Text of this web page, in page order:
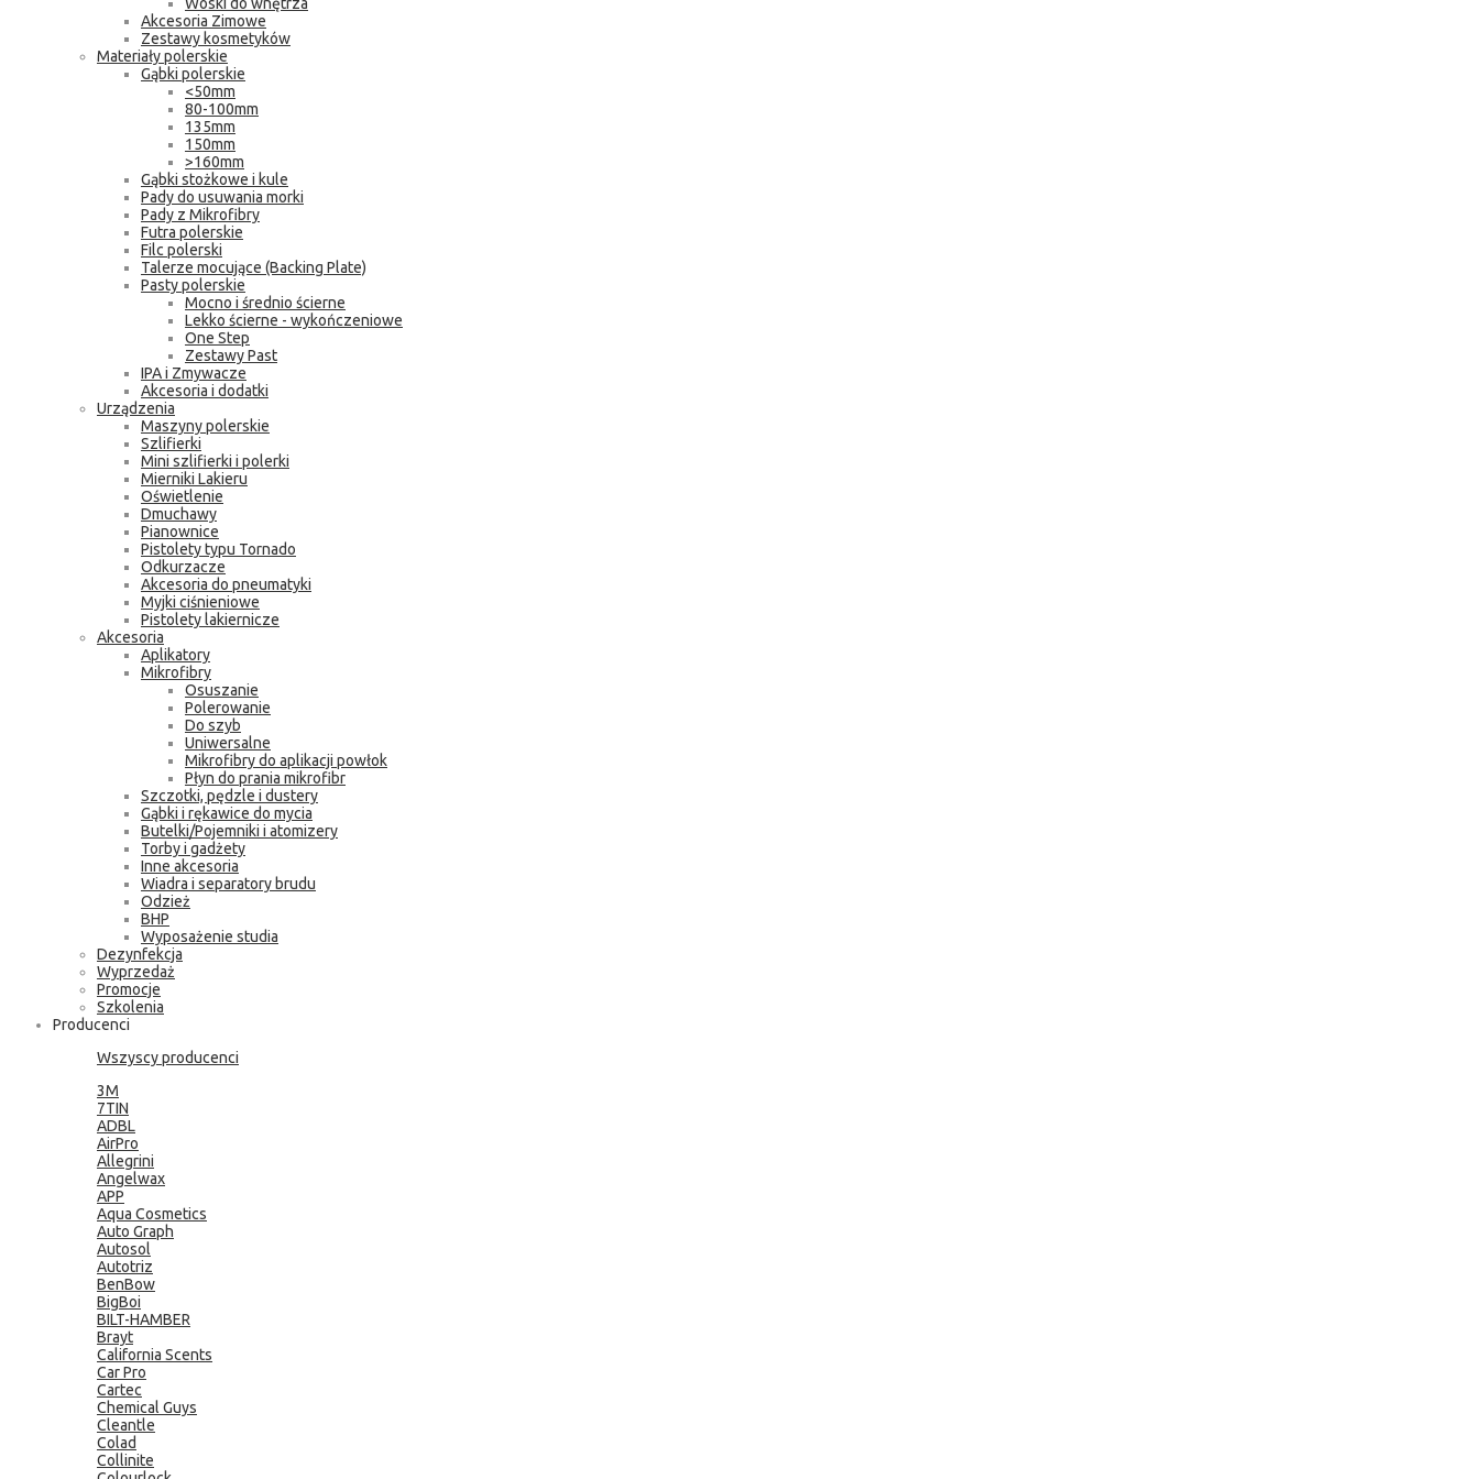
Akcesoria Zimowe
Zestawy kosmetyków
Materiały polerskie
Gąbki polerskie
<50mm
80-100mm
135mm
150mm
>160mm
Gąbki stożkowe i kule
Pady do usuwania morki
Pady z Mikrofibry
Futra polerskie
Filc polerski
Talerze mocujące (Backing Plate)
Pasty polerskie
Mocno i średnio ścierne
Lekko ścierne - wykończeniowe
One Step
Zestawy Past
IPA i Zmywacze
Akcesoria i dodatki
Urządzenia
Maszyny polerskie
Szlifierki
Mini szlifierki i polerki
Mierniki Lakieru
Oświetlenie
Dmuchawy
Pianownice
Pistolety typu Tornado
Odkurzacze
Akcesoria do pneumatyki
Myjki ciśnieniowe
Pistolety lakiernicze
Akcesoria
Aplikatory
Mikrofibry
Osuszanie
Polerowanie
Do szyb
Uniwersalne
Mikrofibry do aplikacji powłok
Płyn do prania mikrofibr
Szczotki, pędzle i dustery
Gąbki i rękawice do mycia
Butelki/Pojemniki i atomizery
Torby i gadżety
Inne akcesoria
Wiadra i separatory brudu
Odzież
BHP
Wyposażenie studia
Dezynfekcja
Wyprzedaż
Promocje
Szkolenia
Producenci
Wszyscy producenci
3M
7TIN
ADBL
AirPro
Allegrini
Angelwax
APP
Aqua Cosmetics
Auto Graph
Autosol
Autotriz
BenBow
BigBoi
BILT-HAMBER
Brayt
California Scents
Car Pro
Cartec
Chemical Guys
Cleantle
Colad
Collinite